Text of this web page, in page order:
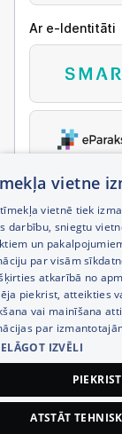
Ar e-Identitāti
vietne
vietnē tiek
darbību, sniegtu
un
par visām
atkarībā no
piekrist, atteikties
vai mainīšana
par
IZVĒLI
ATSTĀT